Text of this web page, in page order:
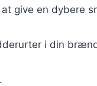
give en dybere
i din